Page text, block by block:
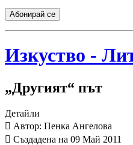
Абонирай се
Изкуство -
„Другият“ път
Детайли
Автор: Пенка Ангелова
Създадена на 09 Май 2011